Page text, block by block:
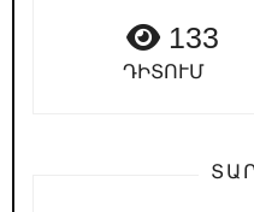
133
ԴԻՏՈՒՄ